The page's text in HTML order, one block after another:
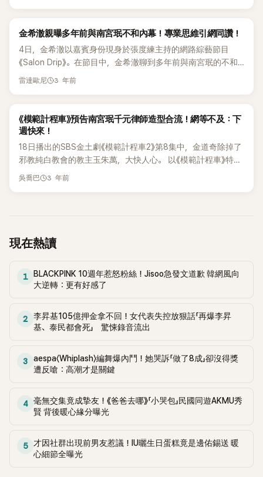
了當中的祕訣：「台詞已經背得滾瓜爛熟，在那種情況下應該只
考慮感情才會有那種演技。」 南宮珉亦表示之前在拍攝電視劇
《監獄醫生》時，重新錄製了「手術刀」的台詞。他說：「剛開始關
於手術刀的台詞說得很急，但是日常不會這樣說，所以重新說
了數十次，很自然地就做好了。」 通過南宮珉的努力，而成功演
繹出自然的台詞。 劉在錫亦提到南宮珉過往的作品，並指電視
有種白勝秀團長的感覺。」 對此南宮珉表示：「希望台詞或語氣
能更酷，做得再誇張一點，我比較坦率地相信自己的這種感
情」，表示了充滿幹勁的演技和熱情。 不僅如此，南宮珉還回憶
新人出道時期的事，他說：「曾經在演戲的過程中，因為颳風，
使在拍攝現場受到不像話的待遇，但這也沒有讓我感到痛苦。
K-POP
金希澈親曝多年前與南宮珉不和內幕！專業思維引網同讚！
4日，金希澈以嘉賓身份現身於張度練主持的網路綜藝節目
《Salon Drip》。在節目中，金希澈聊到多年前與南宮珉的不和
傳聞，並大爆當中的內幕，引起網友的關注。 當天，主持人張
在節目中，張度練對於經常陷入爭議的金希澈提問：「有想要解
釋的事件嗎？」。對此，金希澈毫不猶豫地想要解釋過去與南宮
Youtube上仍有該影片在。」他繼續指出當時在tvN綜藝《人生酒
館》中，南宮珉多次向金希澈潑冷水。 兩人針鋒相對的畫面，
讓不少網友們深信兩人是不和的關係，令當年掀起了不少的話
題。金希澈就此事加以解釋：「當時和珉哥是非常友好的關係，
而，金希澈表示最後還是決定放任不管，因為他認為這是網友
大讚他非常專業，紛紛表示「竟然不是以個人名譽先想，很難
得」、「這種思維真的很難得」、「沒想到經常胡言亂語的金希澈，
雷達歐尼 3 年前
K-POP
《模範計程車》預告南宮珉千元律師造型合流！網等不及：下
週快來！
18日播出的SBS金土劇《模範計程車2》第8集中，金道奇除掉了
邪教純白教會的教主玉朱萬，大快人心。 以《模範計程車》特有
的武打場面吸引觀眾目光，緊接著在第8集最後，播出了第9集
師》千智勳的造型！ 而且千智勳還對金道奇打招呼，對此觀眾
都很好奇，這次南宮珉是不是會以千律師身份在《模範計程車》
《千元律師》第6集中客串演出，在當時也引起熱烈的討論。 看
了預告的網友們紛紛表示「互相客串演出超棒！好期待下星期
去了千元律師，現在南宮珉又來模範計程車XDD感覺會超有
趣，星期五快來～」、「沒想到能在這裡看到千律師！超期待兩人
吳喬巴 3 年前
現在熱讀
1
BLACKPINK 10週年惹怒粉絲！Jisoo急發文道歉 韓網風向
大逆轉：更有好感了
2
李昇基105億押金拿不回！女代表失控放狠話「再爆李昇
基、泰民都會死」 驚悚錄音流出
3
aespa〈Whiplash〉編舞爆內鬥！她哭訴「做了8成」卻沒得獎
遭反嗆：高潮才是關鍵
4
毫無交集竟成摯友！《爸爸去哪》「小哭包」民國同遊AKMU秀
賢 背後暖心緣分曝光
5
才因社群出現前男友惹議！IU曬生日蛋糕竟是邊佑錫送 暖
心細節全曝光